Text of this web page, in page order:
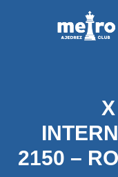
2150 –